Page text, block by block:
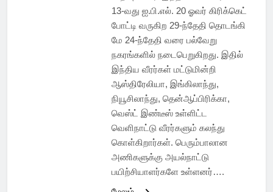
13-வது ஐ.பி.எல். 20 ஓவர் கிரிக்கெட்
போட்டி வருகிற 29-ந்தேதி தொடங்கி
மே 24-ந்தேதி வரை பல்வேறு
நகரங்களில் நடைபெறுகிறது. இதில்
இந்திய வீரர்கள் மட்டுமின்றி
ஆஸ்திரேலியா, இங்கிலாந்து,
நியூசிலாந்து, தென்ஆப்பிரிக்கா,
வெஸ்ட் இண்டீஸ் உள்ளிட்ட
வெளிநாட்டு வீரர்களும் கலந்து
கொள்கிறார்கள். பெரும்பாலான
அணிகளுக்கு அயல்நாட்டு
பயிற்சியாளர்களே உள்ளனர்….